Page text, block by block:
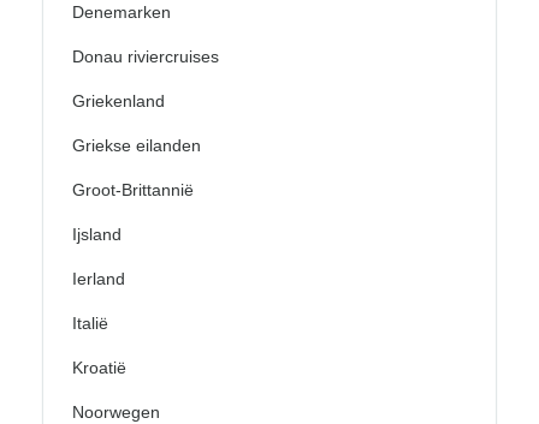
Denemarken
Donau riviercruises
Griekenland
Griekse eilanden
Groot-Brittannië
Ijsland
Ierland
Italië
Kroatië
Noorwegen